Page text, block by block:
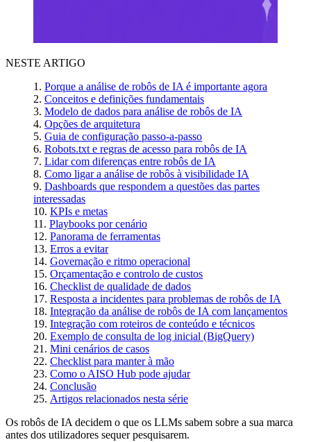
NESTE ARTIGO
Porque a análise de robôs de IA é importante agora
Conceitos e definições fundamentais
Modelo de dados para análise de robôs de IA
Opções de arquitetura
Guia de configuração passo-a-passo
Robots.txt e regras de acesso para robôs de IA
Lidar com diferenças entre robôs de IA
Como ligar a análise de robôs à visibilidade IA
Dashboards que respondem a questões das partes
interessadas
KPIs e metas
Playbooks por cenário
Panorama de ferramentas
Erros a evitar
Governação e ritmo operacional
Orçamentação e controlo de custos
Checklist de qualidade de dados
Resposta a incidentes para problemas de robôs de IA
Integração da análise de robôs de IA com lançamentos
Integração com roteiros de conteúdo e técnicos
Exemplo de consulta de log inicial (BigQuery)
Mini cenários de casos
Checklist para manter à mão
Como o AISO Hub pode ajudar
Conclusão
Artigos relacionados nesta série
Os robôs de IA decidem o que os LLMs sabem sobre a sua marca
antes dos utilizadores sequer pesquisarem.